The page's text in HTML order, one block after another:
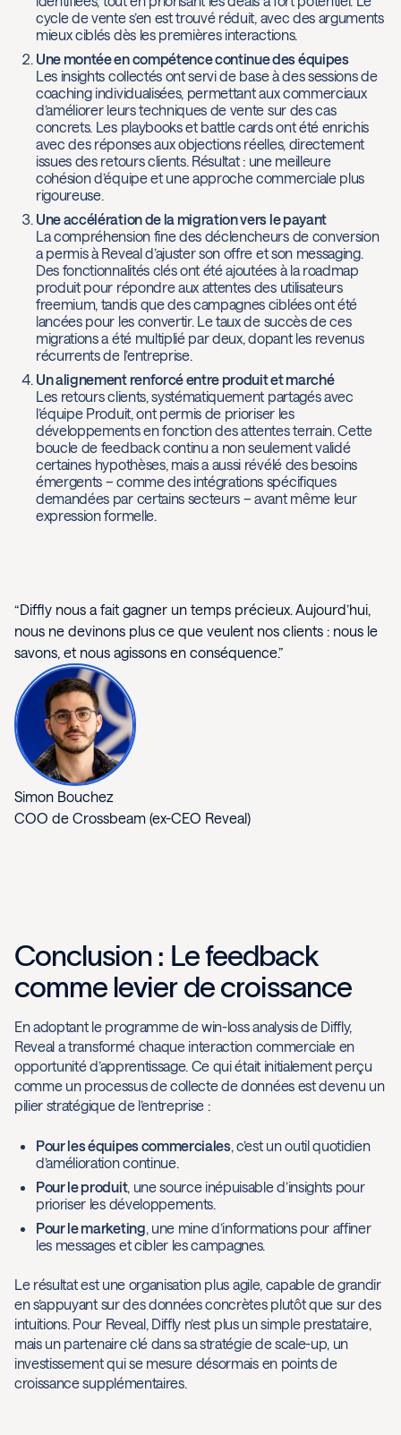
cycle de vente s’en est trouvé réduit, avec des arguments
mieux ciblés dès les premières interactions.
Une montée en compétence continue des équipes
Les insights collectés ont servi de base à des sessions de
coaching individualisées, permettant aux commerciaux
d’améliorer leurs techniques de vente sur des cas
concrets. Les playbooks et battle cards ont été enrichis
avec des réponses aux objections réelles, directement
issues des retours clients. Résultat : une meilleure
cohésion d’équipe et une approche commerciale plus
rigoureuse.
Une accélération de la migration vers le payant
La compréhension fine des déclencheurs de conversion
a permis à Reveal d’ajuster son offre et son messaging.
Des fonctionnalités clés ont été ajoutées à la roadmap
produit pour répondre aux attentes des utilisateurs
freemium, tandis que des campagnes ciblées ont été
lancées pour les convertir. Le taux de succès de ces
migrations a été multiplié par deux, dopant les revenus
récurrents de l’entreprise.
Un alignement renforcé entre produit et marché
Les retours clients, systématiquement partagés avec
l’équipe Produit, ont permis de prioriser les
développements en fonction des attentes terrain. Cette
boucle de feedback continu a non seulement validé
certaines hypothèses, mais a aussi révélé des besoins
émergents – comme des intégrations spécifiques
demandées par certains secteurs – avant même leur
expression formelle.
“Diffly nous a fait gagner un temps précieux. Aujourd’hui,
nous ne devinons plus ce que veulent nos clients : nous le
savons, et nous agissons en conséquence.”
Simon Bouchez
COO de Crossbeam (ex-CEO Reveal)
Conclusion : Le feedback
comme levier de croissance
En adoptant le programme de win-loss analysis de Diffly,
Reveal a transformé chaque interaction commerciale en
opportunité d’apprentissage. Ce qui était initialement perçu
comme un processus de collecte de données est devenu un
pilier stratégique de l’entreprise :
Pour les équipes commerciales, c’est un outil quotidien
d’amélioration continue.
Pour le produit, une source inépuisable d’insights pour
prioriser les développements.
Pour le marketing, une mine d’informations pour affiner
les messages et cibler les campagnes.
Le résultat est une organisation plus agile, capable de grandir
en s’appuyant sur des données concrètes plutôt que sur des
intuitions. Pour Reveal, Diffly n’est plus un simple prestataire,
mais un partenaire clé dans sa stratégie de scale-up, un
investissement qui se mesure désormais en points de
croissance supplémentaires.